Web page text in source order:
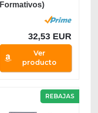
Formativos)
32,53 EUR
Ver
producto
REBAJAS